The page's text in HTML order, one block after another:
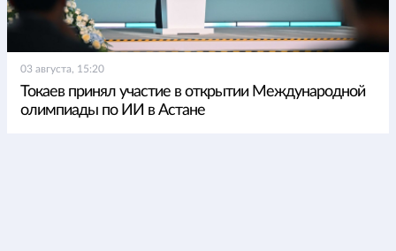
03 августа, 15:20
Токаев принял участие в открытии Международной
олимпиады по ИИ в Астане